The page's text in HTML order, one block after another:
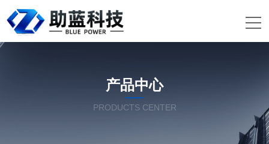
产品中心
PRODUCTS CENTER